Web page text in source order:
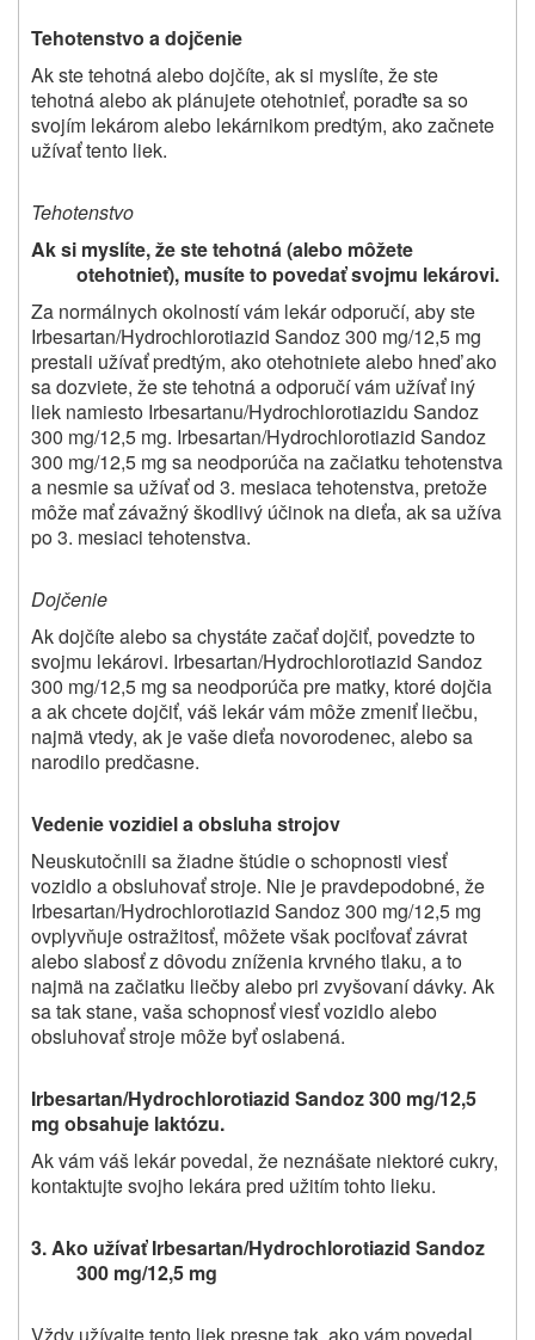
Tehotenstvo a dojčenie
Ak ste tehotná alebo dojčíte, ak si myslíte, že ste
tehotná alebo ak plánujete otehotnieť, poraďte sa so
svojím lekárom alebo lekárnikom predtým, ako začnete
užívať tento liek.
Tehotenstvo
Ak si myslíte, že ste tehotná (alebo môžete
otehotnieť), musíte to povedať svojmu lekárovi.
Za normálnych okolností vám lekár odporučí, aby ste
Irbesartan/Hydrochlorotiazid Sandoz 300 mg/12,5 mg
prestali užívať predtým, ako otehotniete alebo hneď ako
sa dozviete, že ste tehotná a odporučí vám užívať iný
liek namiesto Irbesartanu/Hydrochlorotiazidu Sandoz
300 mg/12,5 mg. Irbesartan/Hydrochlorotiazid Sandoz
300 mg/12,5 mg sa neodporúča na začiatku tehotenstva
a nesmie sa užívať od 3. mesiaca tehotenstva, pretože
môže mať závažný škodlivý účinok na dieťa, ak sa užíva
po 3. mesiaci tehotenstva.
Dojčenie
Ak dojčíte alebo sa chystáte začať dojčiť, povedzte to
svojmu lekárovi. Irbesartan/Hydrochlorotiazid Sandoz
300 mg/12,5 mg sa neodporúča pre matky, ktoré dojčia
a ak chcete dojčiť, váš lekár vám môže zmeniť liečbu,
najmä vtedy, ak je vaše dieťa novorodenec, alebo sa
narodilo predčasne.
Vedenie vozidiel a obsluha strojov
Neuskutočnili sa žiadne štúdie o schopnosti viesť
vozidlo a obsluhovať stroje. Nie je pravdepodobné, že
Irbesartan/Hydrochlorotiazid Sandoz 300 mg/12,5 mg
ovplyvňuje ostražitosť, môžete však pociťovať závrat
alebo slabosť z dôvodu zníženia krvného tlaku, a to
najmä na začiatku liečby alebo pri zvyšovaní dávky. Ak
sa tak stane, vaša schopnosť viesť vozidlo alebo
obsluhovať stroje môže byť oslabená.
Irbesartan/Hydrochlorotiazid Sandoz 300 mg/12,5
mg obsahuje laktózu.
Ak vám váš lekár povedal, že neznášate niektoré cukry,
kontaktujte svojho lekára pred užitím tohto lieku.
3. Ako užívať Irbesartan/Hydrochlorotiazid Sandoz
300 mg/12,5 mg